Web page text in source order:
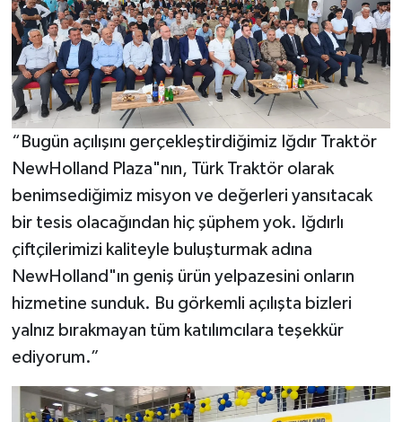
“Bugün açılışını gerçekleştirdiğimiz Iğdır Traktör
NewHolland Plaza"nın, Türk Traktör olarak
benimsediğimiz misyon ve değerleri yansıtacak
bir tesis olacağından hiç şüphem yok. Iğdırlı
çiftçilerimizi kaliteyle buluşturmak adına
NewHolland"ın geniş ürün yelpazesini onların
hizmetine sunduk. Bu görkemli açılışta bizleri
yalnız bırakmayan tüm katılımcılara teşekkür
ediyorum.”